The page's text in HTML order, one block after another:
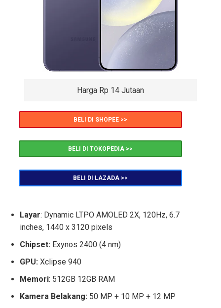
Harga Rp 14 Jutaan
BELI DI SHOPEE >>
BELI DI TOKOPEDIA >>
BELI DI LAZADA >>
Layar: Dynamic LTPO AMOLED 2X, 120Hz, 6.7
inches, 1440 x 3120 pixels
Chipset: Exynos 2400 (4 nm)
GPU: Xclipse 940
Memori: 512GB 12GB RAM
Kamera Belakang: 50 MP + 10 MP + 12 MP